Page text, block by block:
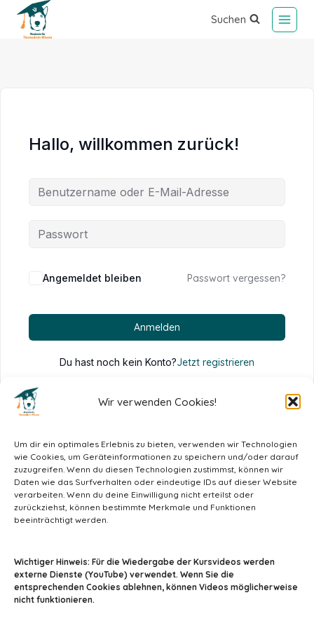
Wir verwenden Cookies!
Um dir ein optimales Erlebnis zu bieten, verwenden wir Technologien
wie Cookies, um Geräteinformationen zu speichern und/oder darauf
zuzugreifen. Wenn du diesen Technologien zustimmst, können wir
Daten wie das Surfverhalten oder eindeutige IDs auf dieser Website
verarbeiten. Wenn du deine Einwilligung nicht erteilst oder
zurückziehst, können bestimmte Merkmale und Funktionen
beeinträchtigt werden.
Wichtiger Hinweis: Für die Wiedergabe der Kursvideos werden
externe Dienste (YouTube) verwendet. Wenn Sie die
entsprechenden Cookies ablehnen, können Videos möglicherweise
nicht funktionieren.
Suchen
Hallo, willkommen zurück!
Alternative:
Angemeldet bleiben Passwort vergessen?
Anmelden
Du hast noch kein Konto?Jetzt registrieren
info@tiermedizin-wissen.de